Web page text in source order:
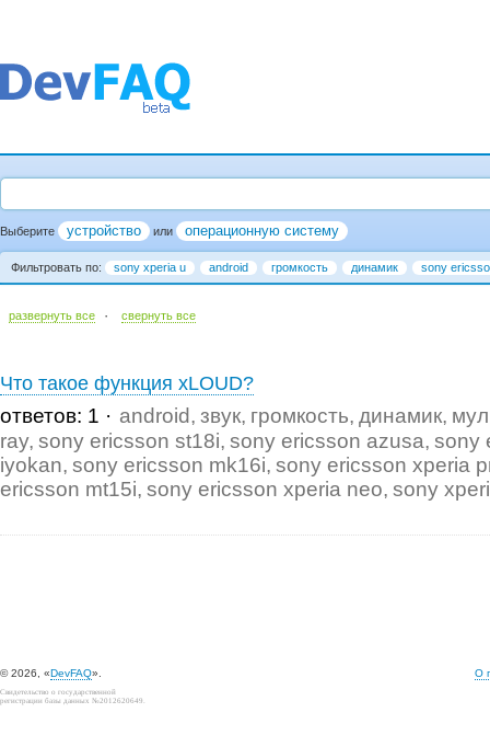
Выберите устройство или операционную систему
Фильтровать по: sony xperia u android громкость динамик sony
развернуть все · cвернуть все
Что такое функция xLOUD?
ответов: 1 android звук громкость динамик
ray sony ericsson st18i sony ericsson azusa sony
iyokan sony ericsson mk16i sony ericsson xperia
ericsson mt15i sony ericsson xperia neo sony
© 2026, «DevFAQ». О
Свидетельство о государственной
регистрации базы данных №2012620649.